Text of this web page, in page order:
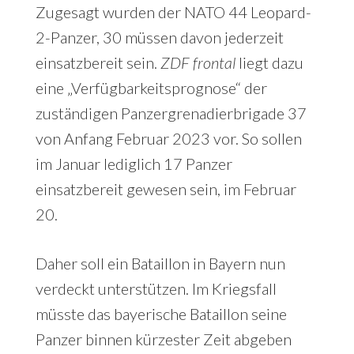
Zugesagt wurden der NATO 44 Leopard-
2-Panzer, 30 müssen davon jederzeit
einsatzbereit sein. ZDF frontalliegt dazu
eine „Verfügbarkeitsprognose“ der
zuständigen Panzergrenadierbrigade 37
von Anfang Februar 2023 vor. So sollen
im Januar lediglich 17 Panzer
einsatzbereit gewesen sein, im Februar
20.
Daher soll ein Bataillon in Bayern nun
verdeckt unterstützen. Im Kriegsfall
müsste das bayerische Bataillon seine
Panzer binnen kürzester Zeit abgeben